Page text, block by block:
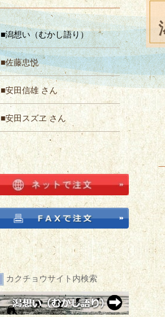
■潟想い（むかし語り）
■佐藤忠悦
■安田信雄 さん
■安田スズヱ さん
カクチョウサイト内検索